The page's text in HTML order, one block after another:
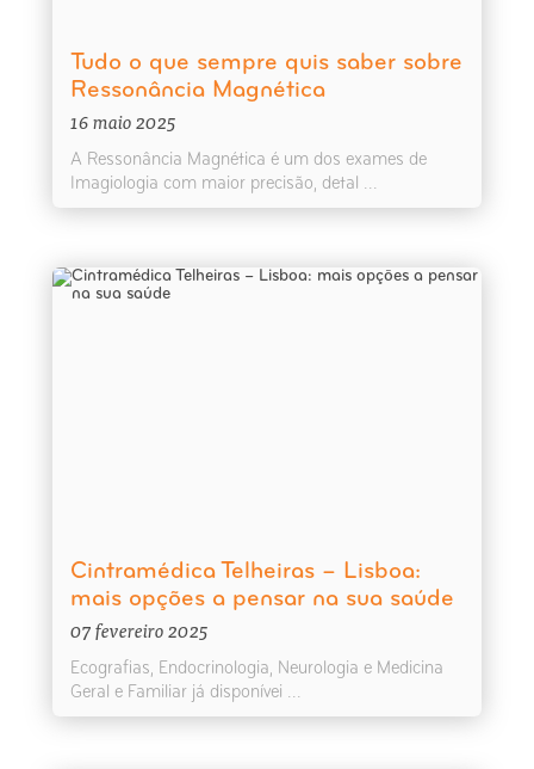
Tudo o que sempre quis saber sobre
Ressonância Magnética
16 maio 2025
A Ressonância Magnética é um dos exames de
Imagiologia com maior precisão, detal ...
Cintramédica Telheiras – Lisboa:
mais opções a pensar na sua saúde
07 fevereiro 2025
Ecografias, Endocrinologia, Neurologia e Medicina
Geral e Familiar já disponívei ...